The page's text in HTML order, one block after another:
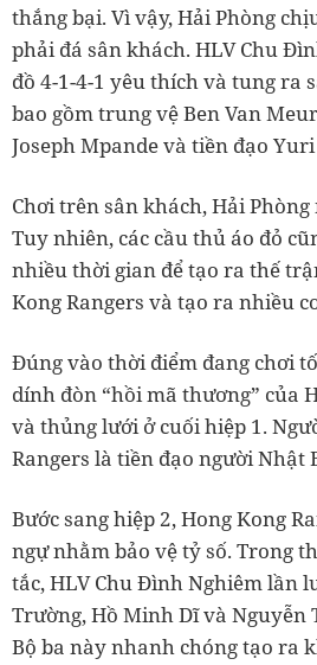
thắng bại. Vì vậy, Hải Phòng
phải đá sân khách. HLV Chu
đồ 4-1-4-1 yêu thích và tung ra
bao gồm trung vệ Ben Van
Joseph Mpande và tiền đạo
Chơi trên sân khách, Hải
Tuy nhiên, các cầu thủ áo đỏ
nhiều thời gian để tạo ra thế
Kong Rangers và tạo ra nhiều
Đúng vào thời điểm đang chơi
dính đòn “hồi mã thương” của
và thủng lưới ở cuối hiệp 1.
Rangers là tiền đạo người Nhật
Bước sang hiệp 2, Hong Kong
ngự nhằm bảo vệ tỷ số. Trong
tắc, HLV Chu Đình Nghiêm lần
Trường, Hồ Minh Dĩ và Nguyễn
Bộ ba này nhanh chóng tạo ra